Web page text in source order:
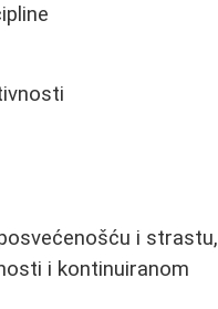
i strastu,
i kontinuiranom